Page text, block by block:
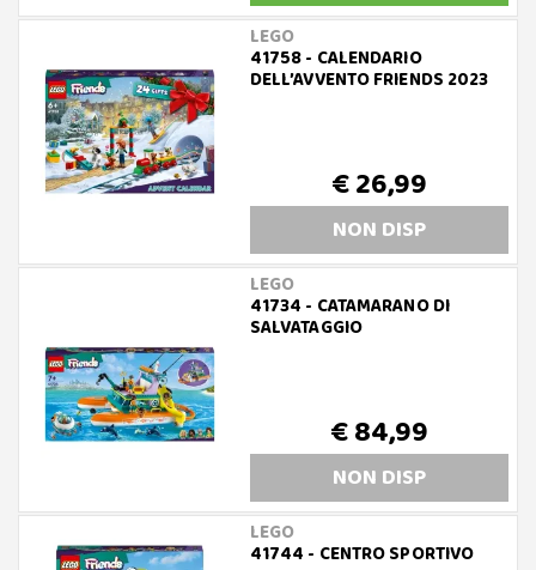
LEGO
41758 - CALENDARIO
DELL’AVVENTO FRIENDS 2023
€ 26,99
NON DISP
LEGO
41734 - CATAMARANO DI
SALVATAGGIO
€ 84,99
NON DISP
LEGO
41744 - CENTRO SPORTIVO